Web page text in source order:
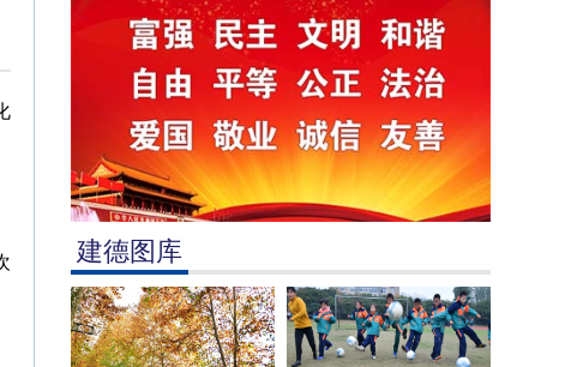
建德图库